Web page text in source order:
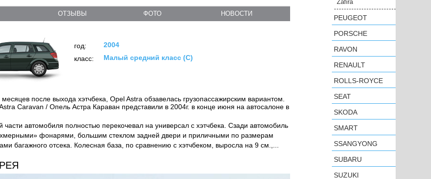
ОТЗЫВЫ ФОТО НОВОСТИ
год:
2004
класс:
Малый средний класс (C)
месяцев после выхода хэтчбека, Opel Astra обзавелась грузопассажирским вариантом.
Caravan / Опель Астра Караван представили в 2004г. в конце июня на автосалоне в
части автомобиля полностью перекочевал на универсал с хэтчбека. Сзади автомобиль
фонарями, большим стеклом задней двери и приличными по размерам
багажного отсека. Колесная база, по сравнению с хэтчбеком, выросла на 9 см.,...
Zafira
PEUGEOT
PORSCHE
RAVON
RENAULT
ROLLS-ROYCE
SEAT
SKODA
SMART
SSANGYONG
SUBARU
SUZUKI